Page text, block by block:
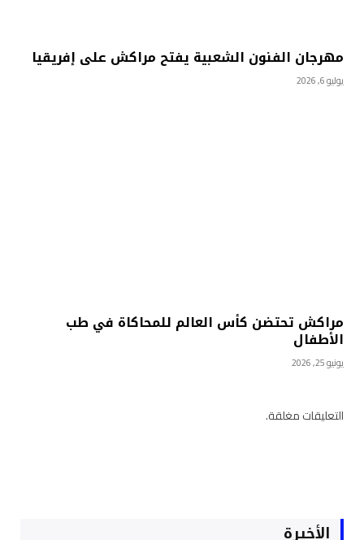
مهرجان الفنون الشعبية يفتح مراكش على إفريقيا
يوليو 6, 2026
مراكش تحتضن كأس العالم للمحاكاة في طب
الأطفال
يونيو 25, 2026
التعليقات مغلقة.
الأخيرة